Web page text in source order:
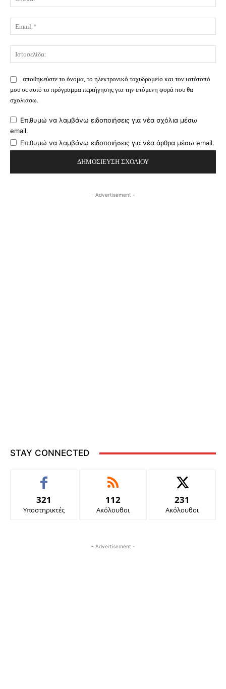
αποθηκεύστε το όνομα, το ηλεκτρονικό ταχυδρομείο και τον ιστότοπό
μου σε αυτό το πρόγραμμα περιήγησης για την επόμενη φορά που θα
σχολιάσω.
Επιθυμώ να λαμβάνω ειδοποιήσεις για νέα σχόλια μέσω
email.
Επιθυμώ να λαμβάνω ειδοποιήσεις για νέα άρθρα μέσω email.
- Advertisement -
STAY CONNECTED
321
Υποστηρικτές
112
Ακόλουθοι
231
Ακόλουθοι
- Advertisement -